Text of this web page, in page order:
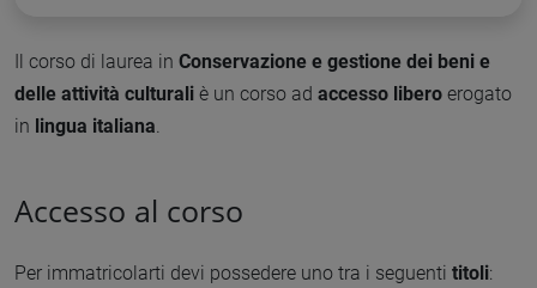
Il corso di laurea in Conservazione e gestione dei beni e
delle attività culturali è un corso ad accesso libero erogato
in lingua italiana.
Accesso al corso
Per immatricolarti devi possedere uno tra i seguenti titoli: